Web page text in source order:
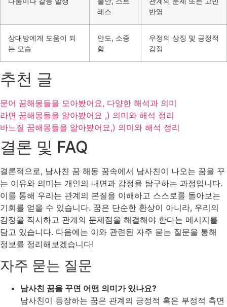
레스
반영
상대방에게 도움이 되
는 모습
안도, 소중
함
우정의 상징 및 긍정적
감정
추천 글
문어 꿈해몽들을 모아봤어요, 다양한 해석과 의미
라면 꿈해몽들을 알아봤어요 ,) 의미와 해석 정리
바느질 꿈해몽들을 알아봤어요,) 의미와 해석 정리
결론 및 FAQ
결론적으로, 남사친 꿈 해몽 꿈속에서 남사친이 나오는 꿈을 꾸
는 이유와 의미는 개인의 내면과 감정을 탐구하는 과정입니다.
이를 통해 우리는 관계의 본질을 이해하고 스스로를 돌아보는
기회를 얻을 수 있습니다. 꿈은 단순한 환상이 아니라, 우리의
감정을 직시하고 관계의 문제점을 해결해야 한다는 메시지를
담고 있습니다. 다음에는 이와 관련된 자주 묻는 질문을 통해
정보를 정리해보겠습니다!
자주 묻는 질문
남사친 꿈을 꾸면 어떤 의미가 있나요?
남사친이 등장하는 꿈은 관계의 긍정적 혹은 부정적 측면